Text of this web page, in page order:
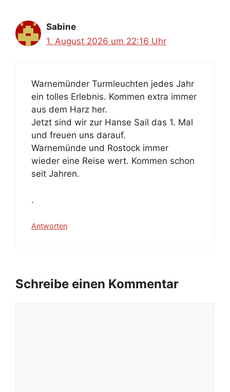
Sabine
1. August 2026 um 22:16 Uhr
Warnemünder Turmleuchten jedes Jahr
ein tolles Erlebnis. Kommen extra immer
aus dem Harz her.
Jetzt sind wir zur Hanse Sail das 1. Mal
und freuen uns darauf.
Warnemünde und Rostock immer
wieder eine Reise wert. Kommen schon
seit Jahren.
.
Antworten
Schreibe einen Kommentar